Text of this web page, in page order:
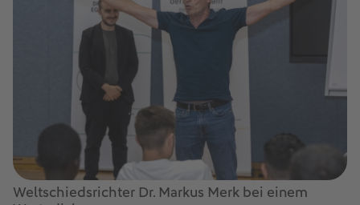
Weltschiedsrichter Dr. Markus Merk bei einem